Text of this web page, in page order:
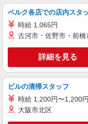
キープ
アルバイト パート
コンパスグループ・ジャ
調理補
時給
円〜1,200円
合、残
雪
平井
キープ
ベルク各店での店内スタ
時給 1,065円
古河市・佐野市・前
詳細を見る
ビルの清掃スタッフ
時給 1,200円〜1,200円
大阪市北区